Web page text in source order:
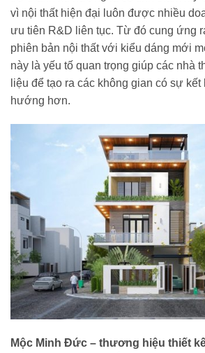
vì nội thất hiện đại luôn được nhiều
ưu tiên R&D liên tục. Từ đó cung ứng
phiên bản nội thất với kiểu dáng mới
này là yếu tố quan trọng giúp các nhà
liệu để tạo ra các không gian có sự
hướng hơn.
Mộc Minh Đức – thương hiệu thiết